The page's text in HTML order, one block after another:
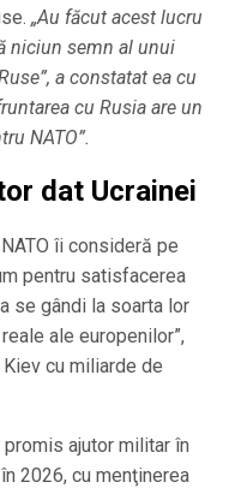
„Au făcut acest lucru
niciun semn al unui
a constatat ea cu
cu Rusia are un
NATO”.
dat Ucrainei
îi consideră pe
pentru satisfacerea
se gândi la soarta lor
ale europenilor”,
cu miliarde de
ajutor militar în
2026, cu menţinerea